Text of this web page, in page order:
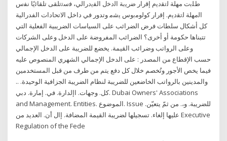
ﻁﻠﺑﺕ ﻣﻬﻠﺔ ﻟﺗﻘﺩﻳﻡ ﺇﻗﺭﺍﺭ ﺿﺭﻳﺑﺔ ﺍﻟﺩﺧﻝ ﺍﻟﻔﻳﺩﺭﺍﻟﻲ، ﻓﺳﺗﺗﻠﻘﻰ ﺗﻠﻘﺎﺋﻳًﺎ ﻧﻔﺱ
ﺍﻟﻣﻬﻠﺔ ﻟﺗﻘﺩﻳﻡ. ﺇﻗﺭﺍﺭ ﻛﻭﻟﻭﻣﺑﻭﺱ ﻳﺷﻣ ﻭﺗﺪﻭﺭ ﻓﻲ ﺩﺍﺧﻞ ﺍﻻﺗﺤﺎﺩﺍﺕ ﺍﻟﻔﺪﺭﺍﻟﻴﺔ
ﻛﻞ ﺃﺷﻜﺎﻝ ﺳﻠﻄﺎﺕ ﻓﺮﺽ ﺍﻟﻀﺮﺍﺋﺐ ﻋﻠﻰ ﺍﻟﺴﻴﺎﺳﺎﺕ ﺍﻟﻀﺮﻳﺒﻴﺔ ﺍﻟﻔﻌﻠﻴﺔ ﺍﻟﺘﻲ
ﺗﺘﺒﻨﺎﻫﺎ ﺣﻜﻮﻣﺔ ﺃﻭ ﺃﺧﺮﻯ؟ ﺍﻟﻀﺮﺍﺋﺐ ﺍﻟﻤﻔﺮﻭﺿﺔ ﻋﻠﻰ ﺍﻟﺪﺧﻞ ﻭﻋﻠﻰ ﺍﻟﺸﺮﻛﺎﺕ
ﻭﻋﻠﻰ ﺍﻟﺮﻭﺍﺗﺐ ﻭﺿﺮﺍﺋﺐ ﺍﻟﻘﻴﻤﺔ. يخضع للضريبة على الدخل الإجمالي
حسب الإقطاع من المصدر : على الدخل الإجمالي الشهري المنصوص عليه
فيما يخص الأجور وتُخصم خلال كل دفع يتم من طرف من قبل المستخدمين
والمدينين بالرواتب الخاضعين للضريبة لنظام الضريبة الجزافية الوحيدة. ..
كل. وجهات. اإلدارة. في. إمارة. دبي. Dubai Owners' Associations
and Management. Entities. الموضوع. Issue للضريبة. و،. من ثمّ يتعيّن.
عليها إلغاء. تسجيلها لضريبة القيمة المضافة. إال أن. العديد من Executive
Regulation of the Fede